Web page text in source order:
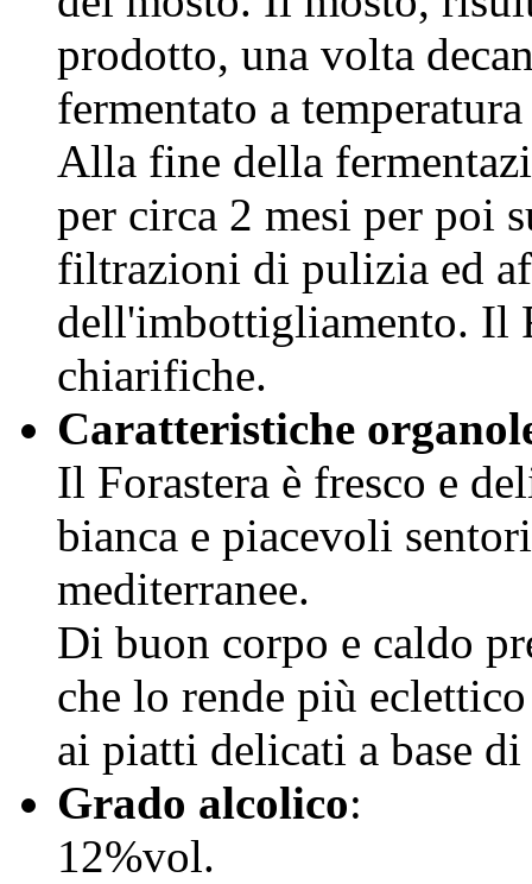
prodotto, una volta
fermentato a
Alla fine della
per circa 2 mesi per poi
filtrazioni di pulizia ed
dell'imbottigliamento. Il
chiarifiche.
Caratteristiche
Il Forastera è fresco e
bianca e piacevoli
mediterranee.
Di buon corpo e caldo
che lo rende più
ai piatti delicati a base di
Grado alcolico:
12%vol.